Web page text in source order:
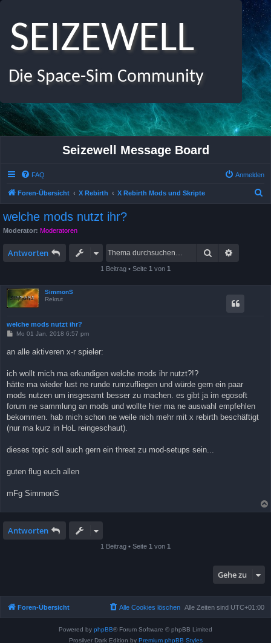
SEIZEWELL
Die Space-Sim Community
Seizewell Message Board
FAQ Anmelden
Foren-Übersicht X Rebirth X Rebirth Mods und Skripte
welche mods nutzt ihr?
Moderator: Moderatoren
Antworten Suche
1 Beitrag • Seite 1 von 1
SimmonS
Rekrut
welche mods nutzt ihr?
B
t
a
g
Mo 01 Jan, 2018 6:57 pm
an alle aktiveren x-r spieler:
ich wollt mich ma erkundigen welche mods ihr nutzt?!?
hätte ma wieder lust ne runde rumzufliegen und würde gern ein paar
mods nutzen um insgesamt besser zu machen. es gibt ja im egosoft
forum ne sammlung an mods und wollte hier ma ne auswahl empfehlen
bekommen. hab mich schon ne weile nich mehr mit x rebirth beschäftigt
(nur ma kurz in HoL reingeschaut).
dieses topic soll auch gern ein threat zu mod-setups sein...
guten flug euch allen
mFg SimmonS
Antworten
1 Beitrag • Seite 1 von 1
Gehe zu
Foren-Übersicht Alle Zeiten sind UTC+01:00
Alle Cookies löschen
Powered by phpBB® Forum Software © phpBB Limited
Prosilver Dark Edition by Premium phpBB Styles